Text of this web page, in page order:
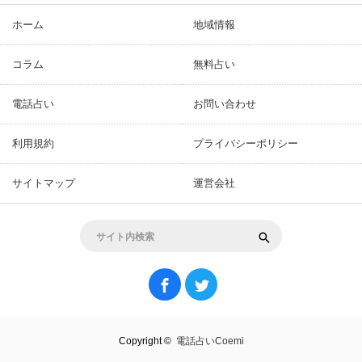
ホーム 地域情報
コラム 無料占い
電話占い お問い合わせ
利用規約 プライバシーポリシー
サイトマップ 運営会社
Copyright © 電話占いCoemi